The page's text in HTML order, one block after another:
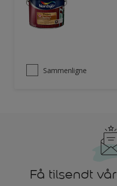
Sammenligne
Få tilsendt